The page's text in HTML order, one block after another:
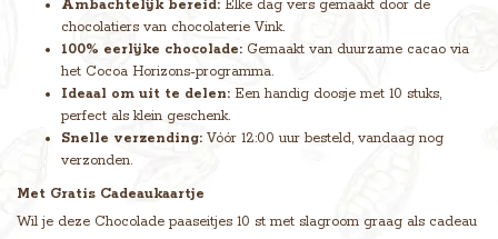
Ambachtelijk bereid: Elke dag vers gemaakt door de
chocolatiers van chocolaterie Vink.
100% eerlijke chocolade: Gemaakt van duurzame cacao via
het Cocoa Horizons-programma.
Ideaal om uit te delen: Een handig doosje met 10 stuks,
perfect als klein geschenk.
Snelle verzending: Vóór 12:00 uur besteld, vandaag nog
verzonden.
Met Gratis Cadeaukaartje
Wil je deze Chocolade paaseitjes 10 st met slagroom graag als cadeau